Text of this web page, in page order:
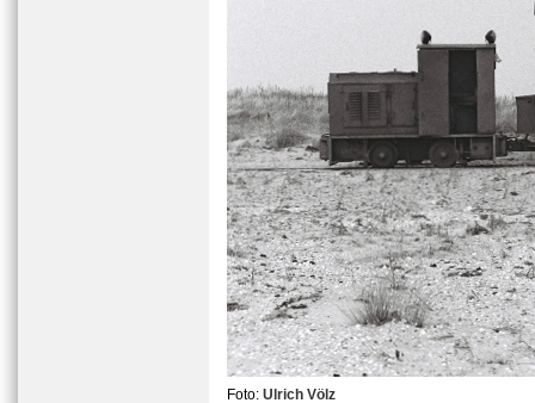
Foto: Ulrich Völz